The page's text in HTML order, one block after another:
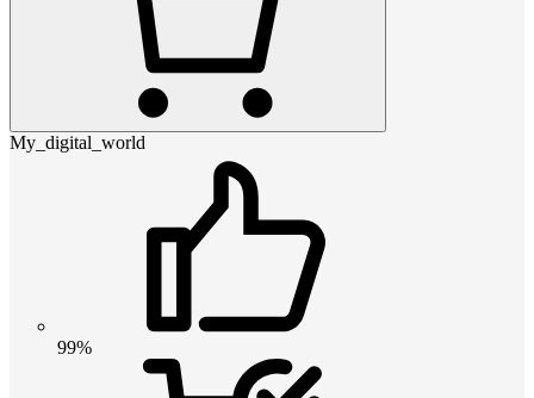
My_digital_world
99%